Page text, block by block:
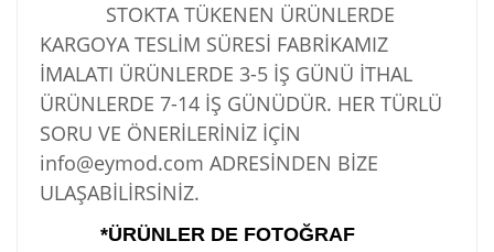
STOKTA TÜKENEN ÜRÜNLERDE
KARGOYA TESLİM SÜRESİ FABRİKAMIZ
İMALATI ÜRÜNLERDE 3-5 İŞ GÜNÜ İTHAL
ÜRÜNLERDE 7-14 İŞ GÜNÜDÜR. HER TÜRLÜ
SORU VE ÖNERİLERİNİZ İÇİN
info@eymod.com ADRESİNDEN BİZE
ULAŞABİLİRSİNİZ.
*ÜRÜNLER DE FOTOĞRAF